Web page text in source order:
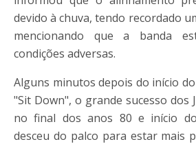
devido à chuva, tendo recordado
mencionando que a banda
condições adversas.
Alguns minutos depois do início
"Sit Down", o grande sucesso dos
no final dos anos 80 e início
desceu do palco para estar mais